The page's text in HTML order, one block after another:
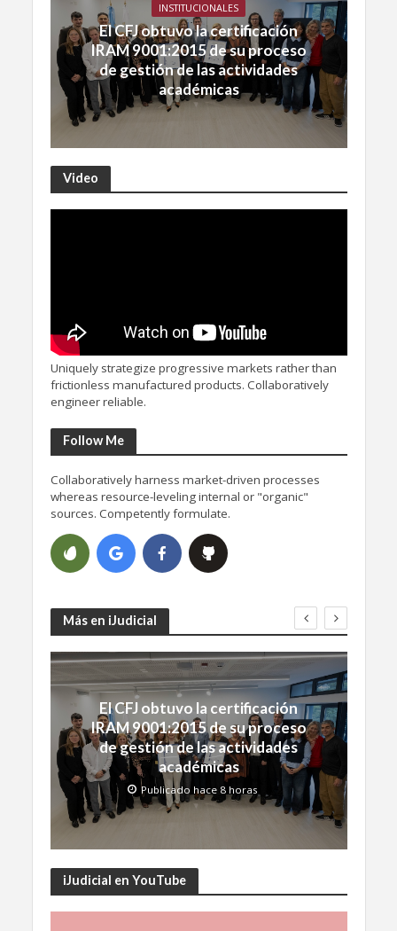
INSTITUCIONALES
El CFJ obtuvo la certificación
IRAM 9001:2015 de su proceso
de gestión de las actividades
académicas
Video
Uniquely strategize progressive markets rather than
frictionless manufactured products. Collaboratively
engineer reliable.
Follow Me
Collaboratively harness market-driven processes
whereas resource-leveling internal or "organic"
sources. Competently formulate.
Más en iJudicial
El CFJ obtuvo la certificación
IRAM 9001:2015 de su proceso
de gestión de las actividades
académicas
Publicado hace 8 horas
iJudicial en YouTube